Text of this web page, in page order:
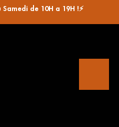
de 10H a 19H !⚡